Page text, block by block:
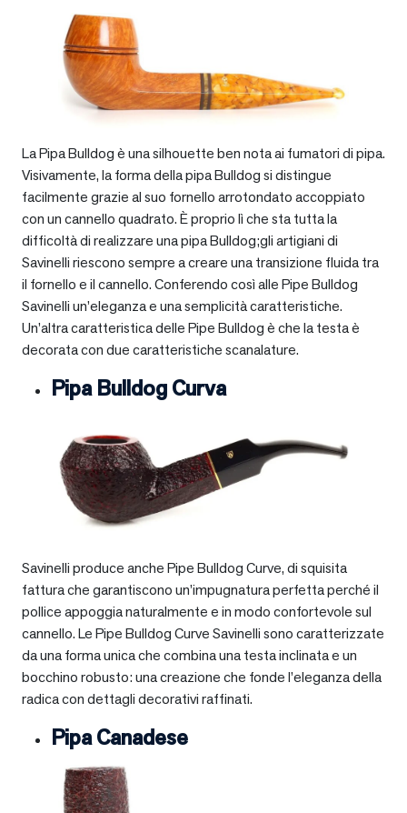
La Pipa Bulldog è una silhouette ben nota ai fumatori di pipa.
Visivamente, la forma della pipa Bulldog si distingue
facilmente grazie al suo fornello arrotondato accoppiato
con un cannello quadrato. È proprio lì che sta tutta la
difficoltà di realizzare una pipa Bulldog;gli artigiani di
Savinelli riescono sempre a creare una transizione fluida tra
il fornello e il cannello. Conferendo così alle Pipe Bulldog
Savinelli un’eleganza e una semplicità caratteristiche.
Un’altra caratteristica delle Pipe Bulldog è che la testa è
decorata con due caratteristiche scanalature.
Pipa Bulldog Curva
Savinelli produce anche Pipe Bulldog Curve, di squisita
fattura che garantiscono un’impugnatura perfetta perché il
pollice appoggia naturalmente e in modo confortevole sul
cannello. Le Pipe Bulldog Curve Savinelli sono caratterizzate
da una forma unica che combina una testa inclinata e un
bocchino robusto: una creazione che fonde l’eleganza della
radica con dettagli decorativi raffinati.
Pipa Canadese